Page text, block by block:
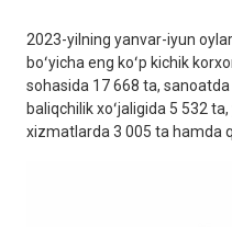
2023-yilning yanvar-iyun
boʻyicha eng koʻp kichik
sohasida 17 668 ta,
baliqchilik xoʻjaligida 5 532
xizmatlarda 3 005 ta hamda